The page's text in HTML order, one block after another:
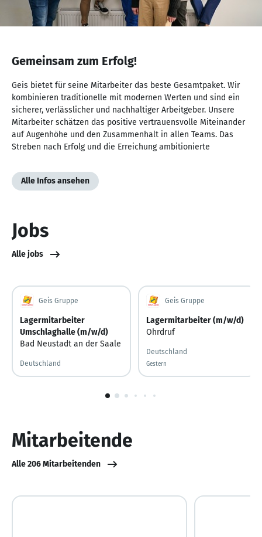
von
NaN
Gemeinsam zum Erfolg!
Geis bietet für seine Mitarbeiter das beste Gesamtpaket. Wir
kombinieren traditionelle mit modernen Werten und sind ein
sicherer, verlässlicher und nachhaltiger Arbeitgeber. Unsere
Mitarbeiter schätzen das positive vertrauensvolle Miteinander
auf Augenhöhe und den Zusammenhalt in allen Teams. Das
Streben nach Erfolg und die Erreichung ambitionierte
Alle Infos ansehen
Jobs
Alle jobs
Geis Gruppe
Lagermitarbeiter
Umschlaghalle (m/w/d)
Bad Neustadt an der Saale
Deutschland
Geis Gruppe
Lagermitarbeiter (m/w/d)
Ohrdruf
Deutschland
Gestern
Gestern veröffentlicht
Mitarbeitende
Alle 206 Mitarbeitenden